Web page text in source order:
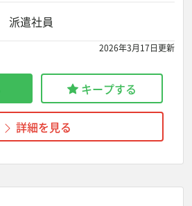
派遣社員
2026年3月17日更新
キープする
詳細を見る